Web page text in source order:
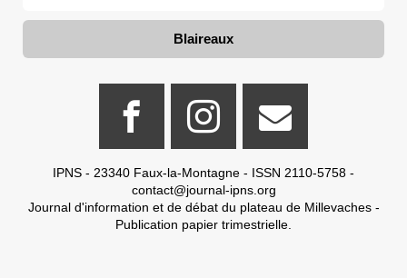
Blaireaux
IPNS - 23340 Faux-la-Montagne - ISSN 2110-5758 -
contact@journal-ipns.org
Journal d'information et de débat du plateau de Millevaches -
Publication papier trimestrielle.